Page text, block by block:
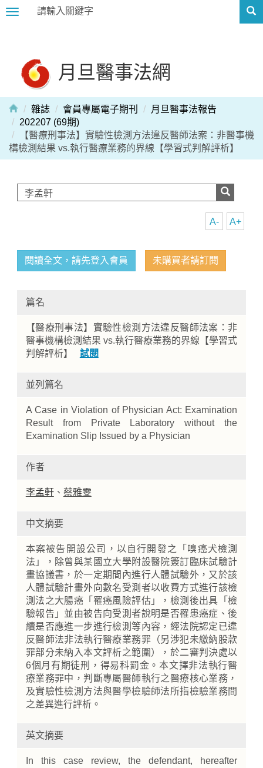
Toggle
月旦醫事法網
雜誌 會員專屬電子期刊
月旦醫事法報告
202207 (69期)
【醫療刑事法】實驗性檢測方法違反醫師法案：非醫事機
構檢測結果 vs.執行醫療業務的界線【學習式判解評析】
A+
A-
閱讀全文，請先登入會員 未購買者請訂閱
篇名
【醫療刑事法】實驗性檢測方法違反醫師法案：非
醫事機構檢測結果 vs.執行醫療業務的界線【學習式
判解評析】 試閱
並列篇名
A Case in Violation of Physician Act: Examination
Result from Private Laboratory without the
Examination Slip Issued by a Physician
作者
李孟軒、 蔡雅雯
中文摘要
本案被告開設公司，以自行開發之「嗅癌犬檢測
法」，除曾與某國立大學附設醫院簽訂臨床試驗計
畫協議書，於一定期間內進行人體試驗外，又於該
人體試驗計畫外向數名受測者以收費方式進行該檢
測法之大腸癌「罹癌風險評估」，檢測後出具「檢
驗報告」並由被告向受測者說明是否罹患癌症、後
續是否應進一步進行檢測等內容，經法院認定已違
反醫師法非法執行醫療業務罪（另涉犯未繳納股款
罪部分未納入本文評析之範圍），於二審判決處以
6個月有期徒刑，得易科罰金。本文擇非法執行醫
療業務罪中，判斷專屬醫師執行之醫療核心業務，
及實驗性檢測方法與醫學檢驗師法所指檢驗業務間
之差異進行評析。
英文摘要
In this case review, the defendant, hereafter